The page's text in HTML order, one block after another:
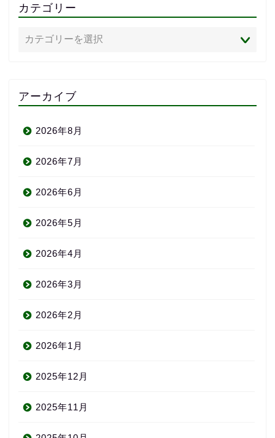
カテゴリー
アーカイブ
2026年8月
2026年7月
2026年6月
2026年5月
2026年4月
2026年3月
2026年2月
2026年1月
2025年12月
2025年11月